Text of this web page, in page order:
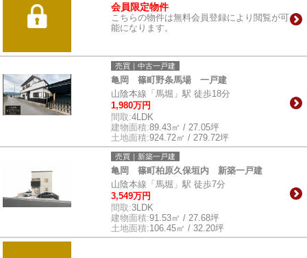
会員限定物件
こちらの物件は無料会員登録により閲覧が可
能になります。
売買｜中古一戸建
亀岡 篠町野条馬場 一戸建
山陰本線「馬堀」駅 徒歩18分
1,980万円
間取:4LDK
建物面積:89.43㎡ / 27.05坪
土地面積:924.72㎡ / 279.72坪
売買｜新築一戸建
亀岡 篠町柏原久保垣内 新築一戸建
山陰本線「馬堀」駅 徒歩7分
3,549万円
間取:3LDK
建物面積:91.53㎡ / 27.68坪
土地面積:106.45㎡ / 32.20坪